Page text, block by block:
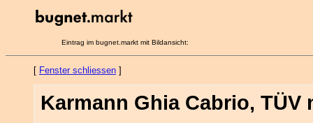
Eintrag im bugnet.markt mit Bildansicht:
[ Fenster schliessen ]
Karmann Ghia Cabrio, TÜV